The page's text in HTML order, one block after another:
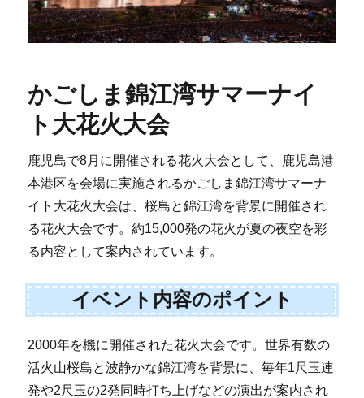
かごしま錦江湾サマーナイ
ト大花火大会
鹿児島で8月に開催される花火大会として、鹿児島港
本港区を会場に実施されるかごしま錦江湾サマーナ
イト大花火大会は、桜島と錦江湾を背景に開催され
る花火大会です。約15,000発の花火が夏の夜空を彩
る内容として案内されています。
イベント内容のポイント
2000年を機に開催された花火大会です。世界有数の
活火山桜島と波静かな錦江湾を背景に、毎年1尺玉連
発や2尺玉の2発同時打ち上げなどの演出が案内され